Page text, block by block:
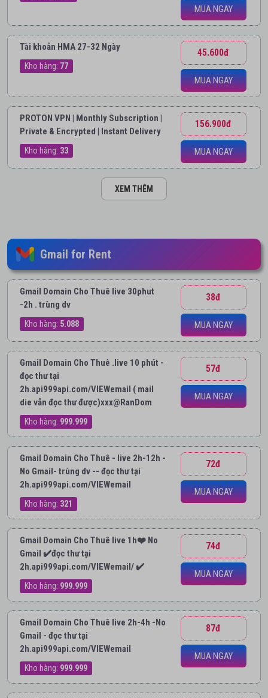
MUA NGAY
Tài khoản HMA 27-32 Ngày
Kho hàng: 77
45.600đ
MUA NGAY
PROTON VPN | Monthly Subscription |
Private & Encrypted | Instant Delivery
Kho hàng: 33
156.900đ
MUA NGAY
XEM THÊM
Gmail for Rent
Gmail Domain Cho Thuê live 30phut
-2h . trùng dv
Kho hàng: 5.088
38đ
MUA NGAY
Gmail Domain Cho Thuê .live 10 phút -
đọc thư tại
2h.api999api.com/VIEWemail ( mail
die vẫn đọc thư được)xxx@RanDom
Kho hàng: 999.999
57đ
MUA NGAY
Gmail Domain Cho Thuê - live 2h-12h -
No Gmail- trùng dv -- đọc thư tại
2h.api999api.com/VIEWemail
Kho hàng: 321
72đ
MUA NGAY
Gmail Domain Cho Thuê live 1h❤️ No
Gmail ✔️đọc thư tại
2h.api999api.com/VIEWemail/ ✔️
Kho hàng: 999.999
74đ
MUA NGAY
Gmail Domain Cho Thuê live 2h-4h -No
Gmail - đọc thư tại
2h.api999api.com/VIEWemail
Kho hàng: 999.999
87đ
MUA NGAY